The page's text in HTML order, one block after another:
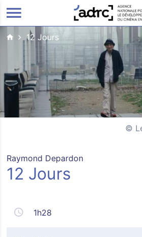
ALLER AU CONTENU
12 Jours
Raymond Depardon
12 Jours
1h28